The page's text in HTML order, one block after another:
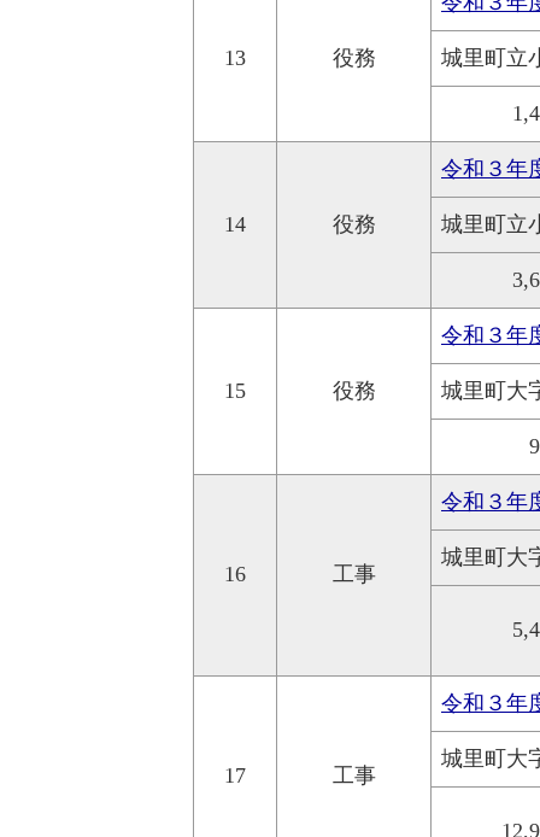
13 役務 城里町立
14 役務
令和３年
城里町立
15 役務
令和３年
城里町
16 工事
令和３
城里町大
17 工事
令和３年
城里町